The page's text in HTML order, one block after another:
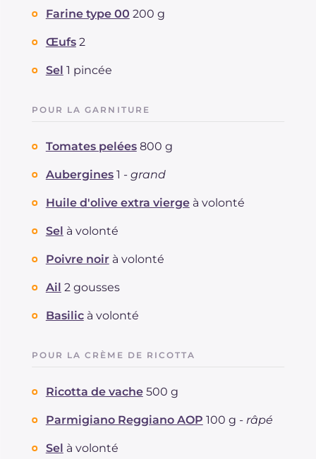
Farine type 00 200 g
Œufs 2
Sel 1 pincée
POUR LA GARNITURE
Tomates pelées 800 g
Aubergines 1 - grand
Huile d'olive extra vierge à volonté
Sel à volonté
Poivre noir à volonté
Ail 2 gousses
Basilic à volonté
POUR LA CRÈME DE RICOTTA
Ricotta de vache 500 g
Parmigiano Reggiano AOP 100 g - râpé
Sel à volonté